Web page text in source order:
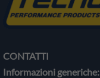
CONTATTI
Informazioni generiche: